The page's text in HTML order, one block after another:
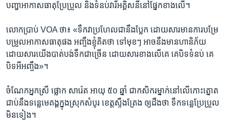
បញ្ហា​អាកាសធាតុ​ប្រែប្រួល និង​ទំនប់​វារី​អគ្គិសនី​នៅ​ផ្នែក​ខាង​លើ។
លោក​ប្រាប់​ VOA ​ថា៖ «ទឹក​វា​ប្រហែល​ជា​នឹង​ប្លែក ដោយសារ​មាន​ការ​បម្រែ​
បម្រួល​អាកាស​ធាតុ​ផង អញ្ចឹង​ខ្ញុំ​គិត​ថា​ ទៅ​មុខៗ ​អាច​នឹង​មាន​ហានិភ័យ​
ដោយសារ​យើង​បាត់​បង់​ទឹក​ជា​ច្រើន ដោយសារ​ខាង​លើ​គេ​ គេ​បិទ​ទំនប់ គេ​
បិទ​អី​អញ្ចឹង»។
ចំណែក​អ្នកស្រី​ ផ្លោក សារ៉េត អាយុ​ ៥០ ​ឆ្នាំ​ ជា​កសិករ​ម្នាក់​នៅ​លើ​កោះ​ត្នោត​
ជាប់​នឹង​ទន្លេ​មេគង្គ​ក្នុង​ស្រុក​សំបូរ ខេត្ត​ស្ទឹង​ត្រែង ​ឲ្យ​ដឹង​ថា​ ទឹក​ទន្លេ​ប្រែ​ប្រួល
មិន​ទៀង។